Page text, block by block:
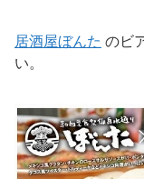
居酒屋ぼんた のビ
い。